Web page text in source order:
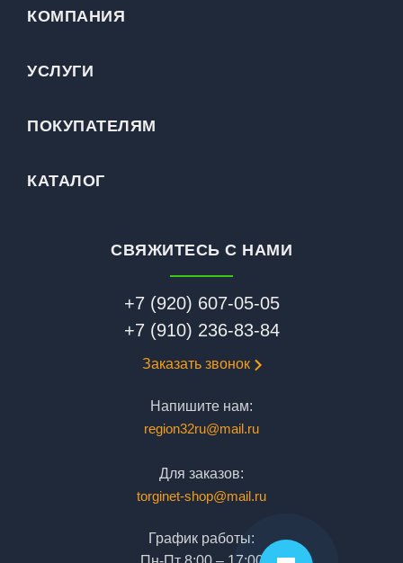
КОМПАНИЯ
УСЛУГИ
ПОКУПАТЕЛЯМ
КАТАЛОГ
СВЯЖИТЕСЬ С НАМИ
+7 (920) 607-05-05
+7 (910) 236-83-84
Заказать звонок
Напишите нам:
region32ru@mail.ru
Для заказов:
torginet-shop@mail.ru
График работы: